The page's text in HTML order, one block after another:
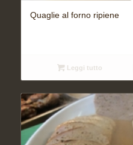
Quaglie al forno ripiene
Leggi tutto